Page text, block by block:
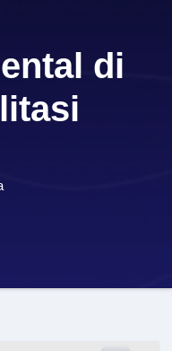
di